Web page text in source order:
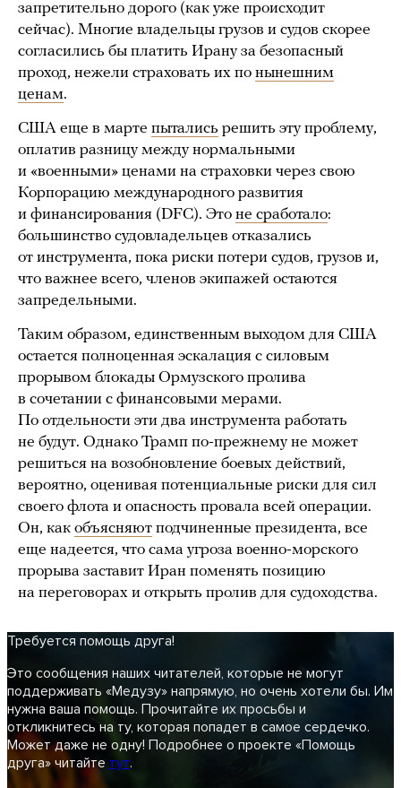
запретительно дорого (как уже происходит
сейчас). Многие владельцы грузов и судов скорее
согласились бы платить Ирану за безопасный
проход, нежели страховать их по нынешним
ценам.
США еще в марте пытались решить эту проблему,
оплатив разницу между нормальными
и «военными» ценами на страховки через свою
Корпорацию международного развития
и финансирования (DFC). Это не сработало:
большинство судовладельцев отказались
от инструмента, пока риски потери судов, грузов и,
что важнее всего, членов экипажей остаются
запредельными.
Таким образом, единственным выходом для США
остается полноценная эскалация с силовым
прорывом блокады Ормузского пролива
в сочетании с финансовыми мерами.
По отдельности эти два инструмента работать
не будут. Однако Трамп по-прежнему не может
решиться на возобновление боевых действий,
вероятно, оценивая потенциальные риски для сил
своего флота и опасность провала всей операции.
Он, как объясняют подчиненные президента, все
еще надеется, что сама угроза военно-морского
прорыва заставит Иран поменять позицию
на переговорах и открыть пролив для судоходства.